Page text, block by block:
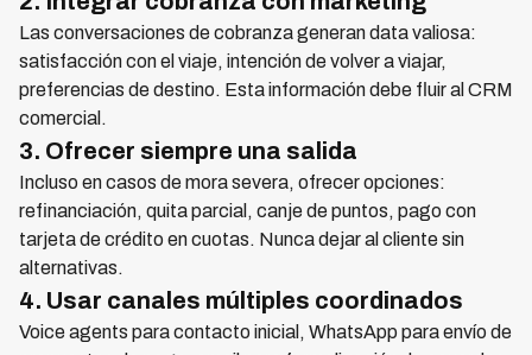
Las conversaciones de cobranza generan data valiosa:
satisfacción con el viaje, intención de volver a viajar,
preferencias de destino. Esta información debe fluir al CRM
comercial.
3. Ofrecer siempre una salida
Incluso en casos de mora severa, ofrecer opciones:
refinanciación, quita parcial, canje de puntos, pago con
tarjeta de crédito en cuotas. Nunca dejar al cliente sin
alternativas.
4. Usar canales múltiples coordinados
Voice agents para contacto inicial, WhatsApp para envío de